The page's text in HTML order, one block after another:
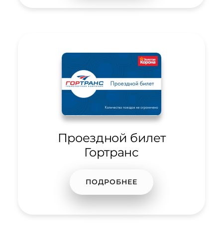
Проездной билет
Гортранс
ПОДРОБНЕЕ